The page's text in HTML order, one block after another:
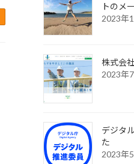
トのメ
2023年
株式会
2023年
デジタ
た
2023年